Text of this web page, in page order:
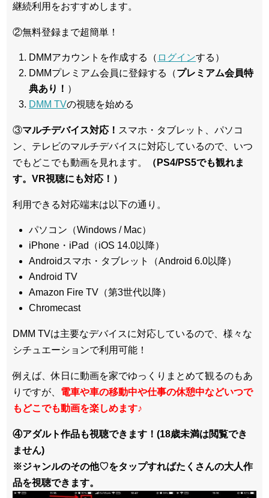
継続利用をおすすめします。
②無料登録まで超簡単！
DMMアカウントを作成する（ ログインする）
DMMプレミアム会員に登録する（プレミアム会員特
典あり！ ）
DMM TVの視聴を始める
③マルチデバイス対応！ スマホ・タブレット、パソコ
ン、テレビのマルチデバイスに対応しているので、いつ
でもどこでも動画を見れます。
（PS4/PS5でも観れま
す。VR視聴にも対応！）
利用できる対応端末は以下の通り。
パソコン（Windows / Mac）
iPhone・iPad（iOS 14.0以降）
Androidスマホ・タブレット（Android 6.0以降）
Android TV
Amazon Fire TV（第3世代以降）
Chromecast
DMM TVは主要なデバイスに対応しているので、 様々な
シチュエーションで利用可能！
例えば、休日に動画を家でゆっくりまとめて観るのもあ
りですが、 電車や車の移動中や仕事の休憩中などいつで
もどこでも動画を楽しめます♪
④アダルト作品も視聴できます！(18歳未満は閲覧でき
ません)
※ジャンルのその他♡をタップすればたくさんの大人作
品を視聴できます。